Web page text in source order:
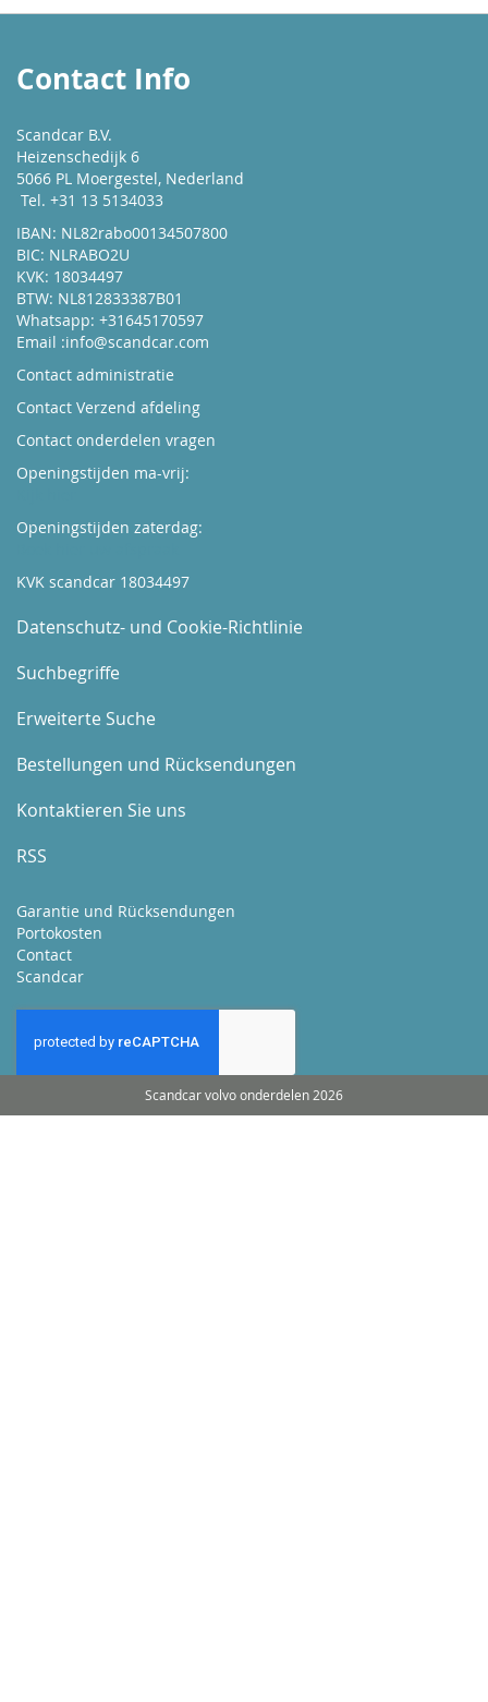
Contact Info
Scandcar B.V.
Heizenschedijk 6
5066 PL Moergestel, Nederland
Tel. +31 13 5134033
IBAN: NL82rabo00134507800
BIC: NLRABO2U
KVK: 18034497
BTW: NL812833387B01
Whatsapp: +31645170597
Email :info@scandcar.com
Contact administratie
Contact Verzend afdeling
Contact onderdelen vragen
Openingstijden ma-vrij:
Openingstijden zaterdag:
KVK scandcar 18034497
Datenschutz- und Cookie-Richtlinie
Suchbegriffe
Erweiterte Suche
Bestellungen und Rücksendungen
Kontaktieren Sie uns
RSS
Garantie und Rücksendungen
Portokosten
Contact
Scandcar
Scandcar volvo onderdelen 2026